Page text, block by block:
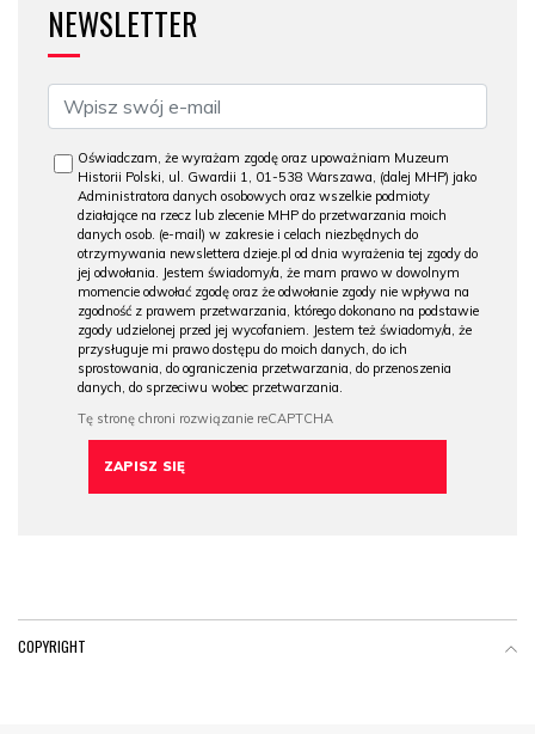
NEWSLETTER
Oświadczam, że wyrażam zgodę oraz upoważniam Muzeum
Historii Polski, ul. Gwardii 1, 01-538 Warszawa, (dalej MHP) jako
Administratora danych osobowych oraz wszelkie podmioty
działające na rzecz lub zlecenie MHP do przetwarzania moich
danych osob. (e-mail) w zakresie i celach niezbędnych do
otrzymywania newslettera dzieje.pl od dnia wyrażenia tej zgody do
jej odwołania. Jestem świadomy/a, że mam prawo w dowolnym
momencie odwołać zgodę oraz że odwołanie zgody nie wpływa na
zgodność z prawem przetwarzania, którego dokonano na podstawie
zgody udzielonej przed jej wycofaniem. Jestem też świadomy/a, że
przysługuje mi prawo dostępu do moich danych, do ich
sprostowania, do ograniczenia przetwarzania, do przenoszenia
danych, do sprzeciwu wobec przetwarzania.
COPYRIGHT